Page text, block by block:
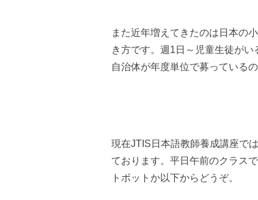
また近年増えてきたのは日本の
き方です。週1日～児童生徒が
自治体が年度単位で募っている
現在JTIS日本語教師養成講座で
ております。平日午前のクラス
トボットか以下からどうぞ。